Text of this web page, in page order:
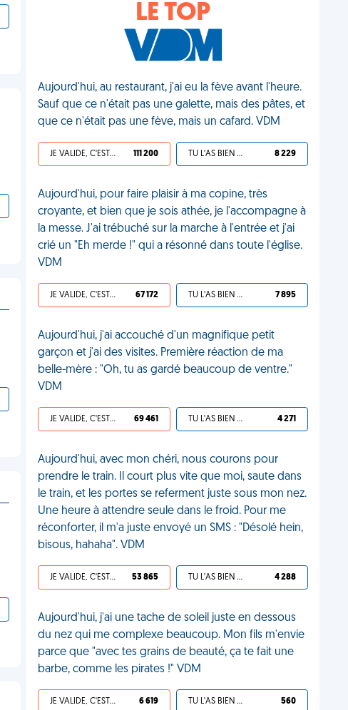
LE TOP
Aujourd'hui, au restaurant, j'ai eu la fève avant l'heure.
Sauf que ce n'était pas une galette, mais des pâtes, et
que ce n'était pas une fève, mais un cafard. VDM
JE VALIDE, C'EST UNE VDM 111 200 TU L'AS BIEN MÉRITÉ 8 229
Aujourd'hui, pour faire plaisir à ma copine, très
croyante, et bien que je sois athée, je l'accompagne à
la messe. J'ai trébuché sur la marche à l'entrée et j'ai
crié un "Eh merde !" qui a résonné dans toute l'église.
VDM
JE VALIDE, C'EST UNE VDM 67 172 TU L'AS BIEN MÉRITÉ 7 895
Aujourd'hui, j'ai accouché d'un magnifique petit
garçon et j'ai des visites. Première réaction de ma
belle-mère : "Oh, tu as gardé beaucoup de ventre."
VDM
JE VALIDE, C'EST UNE VDM 69 461 TU L'AS BIEN MÉRITÉ 4 271
Aujourd'hui, avec mon chéri, nous courons pour
prendre le train. Il court plus vite que moi, saute dans
le train, et les portes se referment juste sous mon nez.
Une heure à attendre seule dans le froid. Pour me
réconforter, il m'a juste envoyé un SMS : "Désolé hein,
bisous, hahaha". VDM
JE VALIDE, C'EST UNE VDM 53 865 TU L'AS BIEN MÉRITÉ 4 288
Aujourd'hui, j'ai une tache de soleil juste en dessous
du nez qui me complexe beaucoup. Mon fils m'envie
parce que "avec tes grains de beauté, ça te fait une
barbe, comme les pirates !" VDM
JE VALIDE, C'EST UNE VDM 6 619 TU L'AS BIEN MÉRITÉ 560